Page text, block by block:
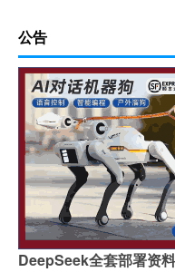
公告
DeepSeek全套部署资